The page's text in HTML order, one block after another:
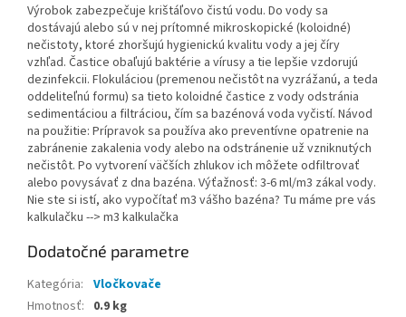
Výrobok zabezpečuje krištáľovo čistú vodu. Do vody sa
dostávajú alebo sú v nej prítomné mikroskopické (koloidné)
nečistoty, ktoré zhoršujú hygienickú kvalitu vody a jej číry
vzhľad. Častice obaľujú baktérie a vírusy a tie lepšie vzdorujú
dezinfekcii. Flokuláciou (premenou nečistôt na vyzrážanú, a teda
oddeliteľnú formu) sa tieto koloidné častice z vody odstránia
sedimentáciou a filtráciou, čím sa bazénová voda vyčistí. Návod
na použitie: Prípravok sa používa ako preventívne opatrenie na
zabránenie zakalenia vody alebo na odstránenie už vzniknutých
nečistôt. Po vytvorení väčších zhlukov ich môžete odfiltrovať
alebo povysávať z dna bazéna. Výťažnosť: 3-6 ml/m3 zákal vody.
Nie ste si istí, ako vypočítať m3 vášho bazéna? Tu máme pre vás
kalkulačku --> m3 kalkulačka
Dodatočné parametre
Kategória: Vločkovače
Hmotnosť: 0.9 kg